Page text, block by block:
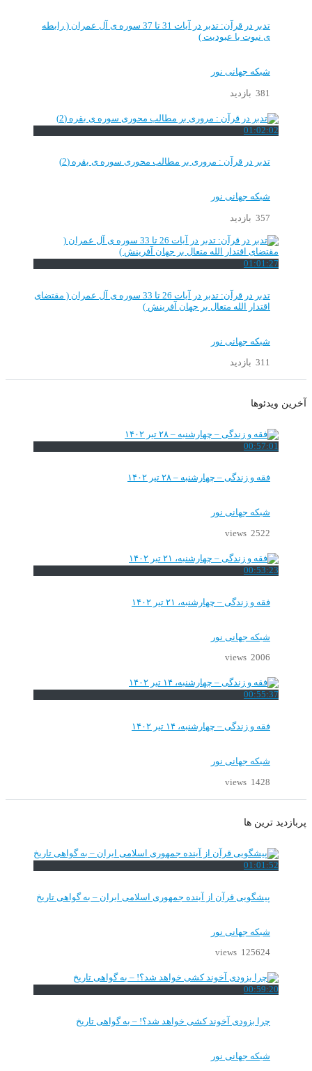
تدبر در قرآن: تدبر در آیات 31 تا 37 سوره ی آل عمران ( رابطه
ی نبوت با عبودیت )
شبکه جهانی نور
381 بازدید
01:02:02
تدبر در قرآن : مروری بر مطالب محوری سوره ی بقره (2)
شبکه جهانی نور
357 بازدید
01:01:27
تدبر در قرآن: تدبر در آیات 26 تا 33 سوره ی آل عمران ( مقتضای
اقتدار الله متعال بر جهان آفرینش )
شبکه جهانی نور
311 بازدید
آخرین ویدئوها
00:57:01
فقه و زندگی – چهارشنبه – ۲۸ تیر ۱۴۰۲
شبکه جهانی نور
2522 views
00:53:23
فقه و زندگی – چهارشنبه، ۲۱ تیر ۱۴۰۲
شبکه جهانی نور
2006 views
00:55:37
فقه و زندگی – چهارشنبه، ۱۴ تیر ۱۴۰۲
شبکه جهانی نور
1428 views
پربازدید ترین ها
01:01:52
پیشگویی قرآن از آینده جمهوری اسلامی ایران – به گواهی تاریخ
شبکه جهانی نور
125624 views
00:59:20
چرا بزودی آخوند کشی خواهد شد؟! – به گواهی تاریخ
شبکه جهانی نور